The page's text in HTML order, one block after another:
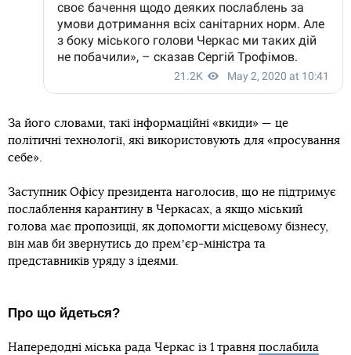
За його словами, такі інформаційні «вкиди» — це
політичні технології, які використовують для «просування
себе».
Заступник Офісу президента наголосив, що не підтримує
послаблення карантину в Черкасах, а якщо міський
голова має пропозиції, як допомогти місцевому бізнесу,
він мав би звернутись до премʼєр-міністра та
представників уряду з ідеями.
Про що йдеться?
Напередодні міська рада Черкас із 1 травня послабила